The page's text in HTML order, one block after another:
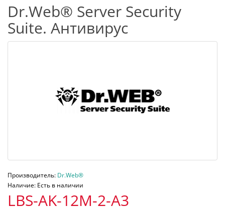
Dr.Web® Server Security
Suite. Антивирус
Производитель: Dr.Web®
Наличие: Есть в наличии
LBS-AK-12M-2-A3